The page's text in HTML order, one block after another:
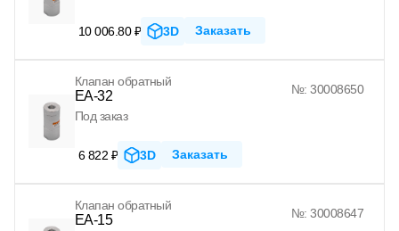
10 006.80 ₽ 3D Заказать
Клапан обратный
EA-32
№: 30008650
Под заказ
6 822 ₽ 3D Заказать
Клапан обратный
EA-15
№: 30008647